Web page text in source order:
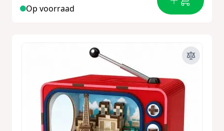
Op voorraad